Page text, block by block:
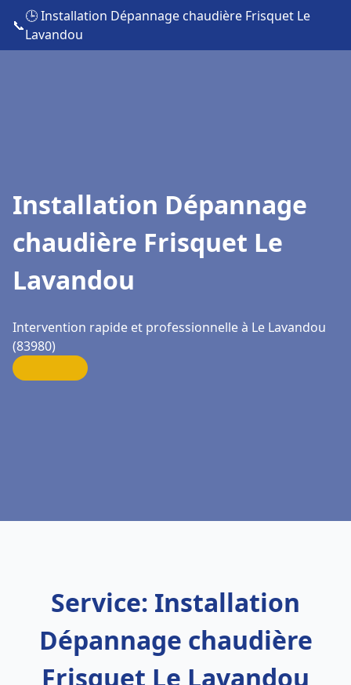
📞
🕒 Installation Dépannage chaudière Frisquet Le
Lavandou
Installation Dépannage
chaudière Frisquet Le
Lavandou
Intervention rapide et professionnelle à Le Lavandou
(83980)
Service: Installation
Dépannage chaudière
Frisquet Le Lavandou